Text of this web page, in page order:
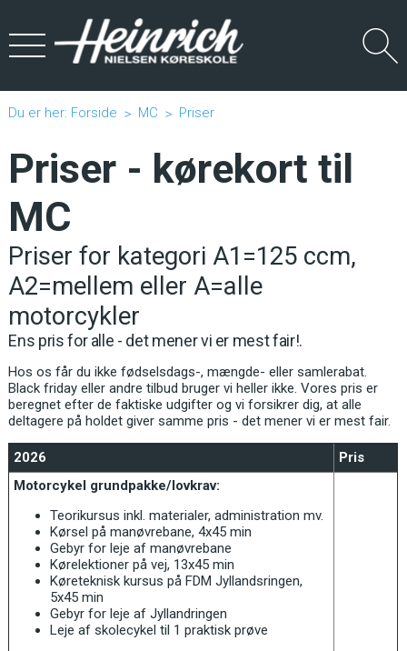
Du er her: Forside MC Priser
Priser - kørekort til
MC
Priser for kategori A1=125 ccm,
A2=mellem eller A=alle
motorcykler
Ens pris for alle - det mener vi er mest fair!.
Hos os får du ikke fødselsdags-, mængde- eller samlerabat.
Black friday eller andre tilbud bruger vi heller ikke. Vores pris er
beregnet efter de faktiske udgifter og vi forsikrer dig, at alle
deltagere på holdet giver samme pris - det mener vi er mest fair.
2026
Pris
Motorcykel grundpakke/lovkrav:
Teorikursus inkl. materialer, administration mv.
Kørsel på manøvrebane, 4x45 min
Gebyr for leje af manøvrebane
Kørelektioner på vej, 13x45 min
Køreteknisk kursus på FDM Jyllandsringen,
5x45 min
Gebyr for leje af Jyllandringen
Leje af skolecykel til 1 praktisk prøve